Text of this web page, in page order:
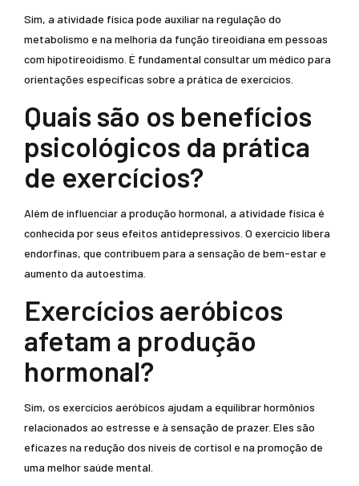
Sim, a atividade física pode auxiliar na regulação do
metabolismo e na melhoria da função tireoidiana em pessoas
com hipotireoidismo. É fundamental consultar um médico para
orientações específicas sobre a prática de exercícios.
Quais são os benefícios
psicológicos da prática
de exercícios?
Além de influenciar a produção hormonal, a atividade física é
conhecida por seus efeitos antidepressivos. O exercício libera
endorfinas, que contribuem para a sensação de bem-estar e
aumento da autoestima.
Exercícios aeróbicos
afetam a produção
hormonal?
Sim, os exercícios aeróbicos ajudam a equilibrar hormônios
relacionados ao estresse e à sensação de prazer. Eles são
eficazes na redução dos níveis de cortisol e na promoção de
uma melhor saúde mental.